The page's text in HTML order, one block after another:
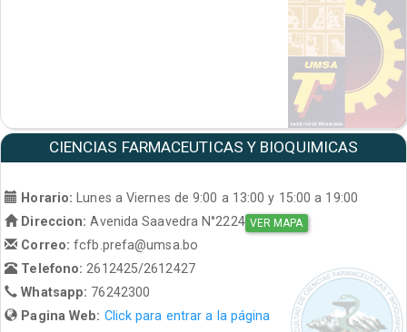
CIENCIAS FARMACEUTICAS Y BIOQUIMICAS
Horario: Lunes a Viernes de 9:00 a 13:00 y 15:00 a 19:00
Direccion: Avenida Saavedra N°2224 VER MAPA
Correo:fcfb.prefa@umsa.bo
Telefono:2612425/2612427
Whatsapp: 76242300
Pagina Web: Click para entrar a la página